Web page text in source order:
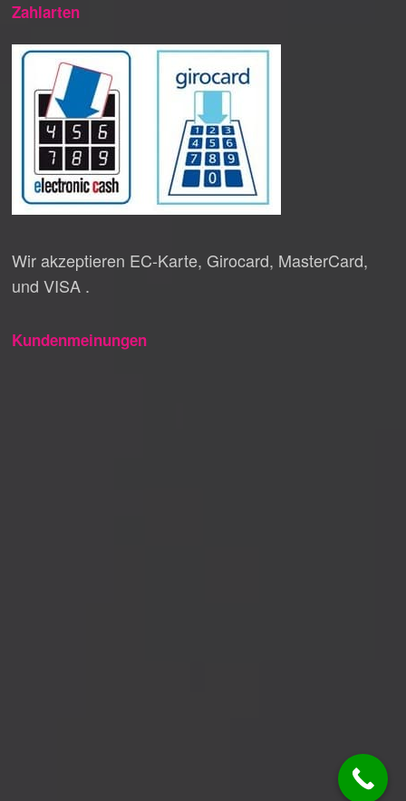
Zahlarten
Wir akzeptieren EC-Karte, Girocard, MasterCard,
und VISA .
Kundenmeinungen